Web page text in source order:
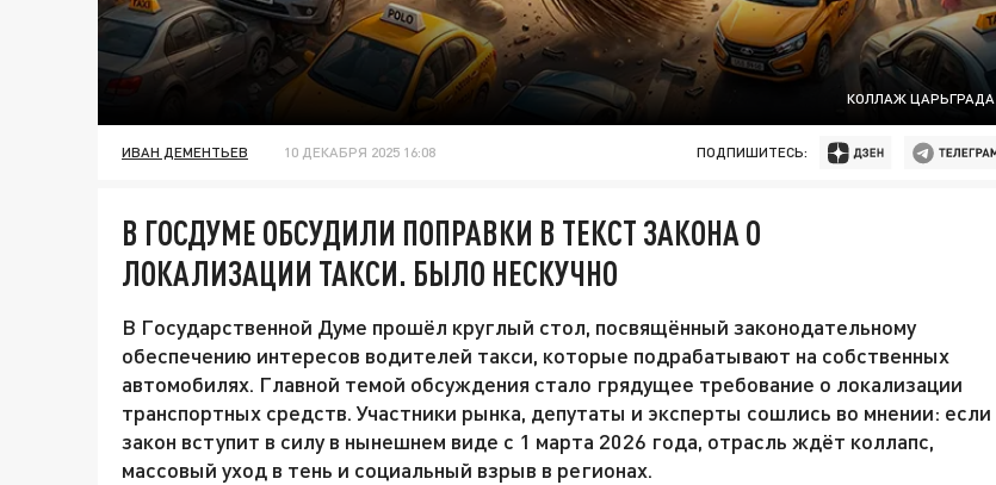
КОЛЛАЖ ЦАРЬГРАДА
ИВАН ДЕМЕНТЬЕВ 10 ДЕКАБРЯ 2025 16:08 ПОДПИШИТЕСЬ:
В ГОСДУМЕ ОБСУДИЛИ ПОПРАВКИ В ТЕКСТ ЗАКОНА О
ЛОКАЛИЗАЦИИ ТАКСИ. БЫЛО НЕСКУЧНО
В Государственной Думе прошёл круглый стол, посвящённый законодательному
обеспечению интересов водителей такси, которые подрабатывают на собственных
автомобилях. Главной темой обсуждения стало грядущее требование о локализации
транспортных средств. Участники рынка, депутаты и эксперты сошлись во мнении: если
закон вступит в силу в нынешнем виде с 1 марта 2026 года, отрасль ждёт коллапс,
массовый уход в тень и социальный взрыв в регионах.